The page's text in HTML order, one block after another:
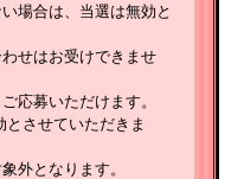
場合は、当選は無効と
せはお受けできませ
応募いただけます。
させていただきま
外となります。